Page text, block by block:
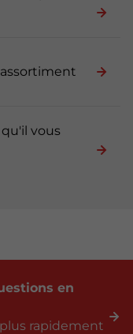
vous
en
rapidement